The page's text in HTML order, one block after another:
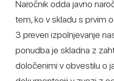
Naročnik odda javno
tem, ko v skladu s prvim
3 preveri izpolnjevanje
ponudba je skladna z
določenimi v obvestilu o